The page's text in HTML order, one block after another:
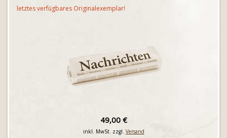
letztes verfügbares Originalexemplar!
49,00 €
inkl. MwSt. zzgl. Versand